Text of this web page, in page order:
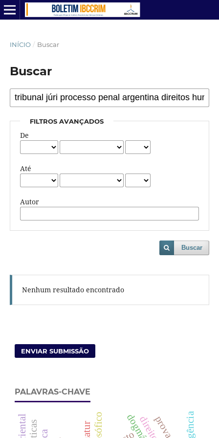
INÍCIO / Buscar
Buscar
FILTROS AVANÇADOS
De
Até
Autor
Buscar
Nenhum resultado encontrado
ENVIAR SUBMISSÃO
PALAVRAS-CHAVE